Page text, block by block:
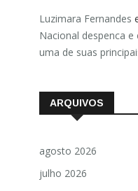
Luzimara Fernandes
Nacional despenca
uma de suas
ARQUIVOS
agosto 2026
julho 2026